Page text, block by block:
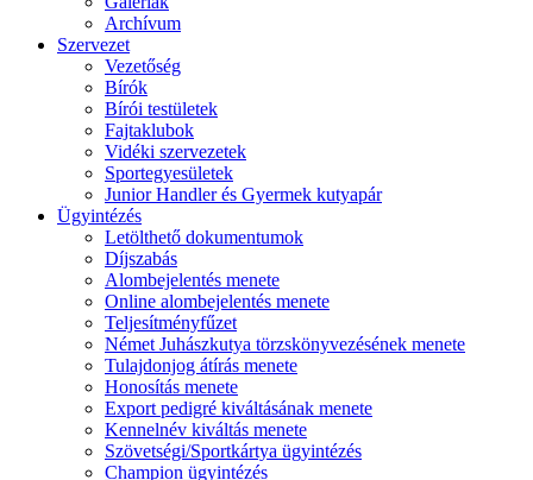
Archívum
Szervezet
Vezetőség
Bírók
Bírói testületek
Fajtaklubok
Vidéki szervezetek
Sportegyesületek
Junior Handler és Gyermek kutyapár
Ügyintézés
Letölthető dokumentumok
Díjszabás
Alombejelentés menete
Online alombejelentés menete
Teljesítményfűzet
Német Juhászkutya törzskönyvezésének menete
Tulajdonjog átírás menete
Honosítás menete
Export pedigré kiváltásának menete
Kennelnév kiváltás menete
Szövetségi/Sportkártya ügyintézés
Champion ügyintézés